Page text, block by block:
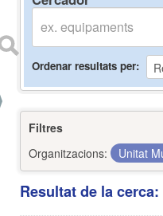
Ordenar resultats per
Filtres
Organitzacions:
Unitat
Resultat de la